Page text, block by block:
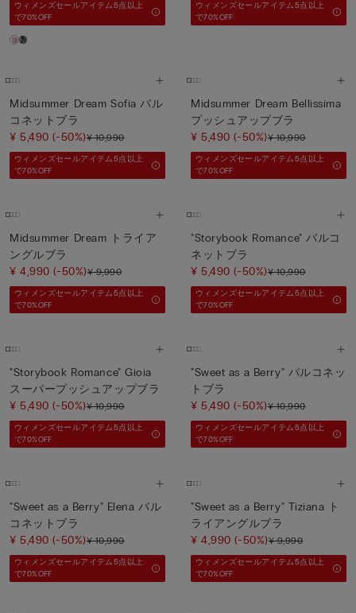
ウィメンズセールアイテム5点以上
で70%OFF
ウィメンズセールアイテム5点以上
で70%OFF
Midsummer Dream Sofia バル
コネットブラ
¥ 5,490(-50%)¥ 10,990
ウィメンズセールアイテム5点以上
で70%OFF
Midsummer Dream Bellissima
プッシュアップブラ
¥ 5,490(-50%)¥ 10,990
ウィメンズセールアイテム5点以上
で70%OFF
Midsummer Dream トライア
ングルブラ
¥ 4,990(-50%)¥ 9,990
ウィメンズセールアイテム5点以上
で70%OFF
"Storybook Romance" バルコ
ネットブラ
¥ 5,490(-50%)¥ 10,990
ウィメンズセールアイテム5点以上
で70%OFF
"Storybook Romance" Gioia
スーパープッシュアップブラ
¥ 5,490(-50%)¥ 10,990
ウィメンズセールアイテム5点以上
で70%OFF
"Sweet as a Berry" バルコネッ
トブラ
¥ 5,490(-50%)¥ 10,990
ウィメンズセールアイテム5点以上
で70%OFF
"Sweet as a Berry" Elena バル
コネットブラ
¥ 5,490(-50%)¥ 10,990
ウィメンズセールアイテム5点以上
で70%OFF
"Sweet as a Berry" Tiziana ト
ライアングルブラ
¥ 4,990(-50%)¥ 9,990
ウィメンズセールアイテム5点以上
で70%OFF